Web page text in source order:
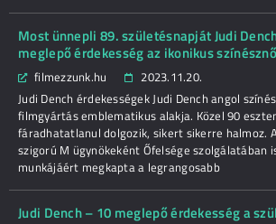
Most ünnepli 89. születésnapját Judi
meglepő érdekesség az ikonikus
filmezzunk.hu
2023.11.20.
Judi Dench érdekességek Judi Dench angol
filmgyártás emblematikus alakja. Közel 90
fáradhatatlanul dolgozik, sikert sikerre halmoz.
szigorú M ügynökeként Őfelsége szolgálatában
munkájáért megkapta a legrangosabb
Judi Dench – 10 meglepő érdekesség a